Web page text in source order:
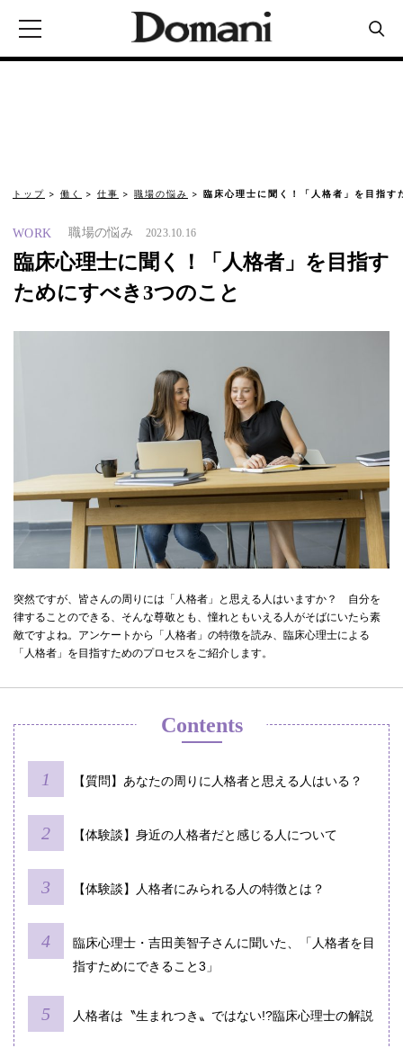
トップ 働く 仕事 職場の悩み 臨床心理士に聞く！「人格者」を目指
WORK 職場の悩み 2023.10.16
臨床心理士に聞く！「人格者」を目指す
ためにすべき3つのこと
突然ですが、皆さんの周りには「人格者」と思える人はいますか？ 自分を
律することのできる、そんな尊敬とも、憧れともいえる人がそばにいたら素
敵ですよね。アンケートから「人格者」の特徴を読み、臨床心理士による
「人格者」を目指すためのプロセスをご紹介します。
Contents
【質問】あなたの周りに人格者と思える人はいる？
【体験談】身近の人格者だと感じる人について
【体験談】人格者にみられる人の特徴とは？
臨床心理士・吉田美智子さんに聞いた、「人格者を目
指すためにできること3」
人格者は〝生まれつき〟ではない!?臨床心理士の解説